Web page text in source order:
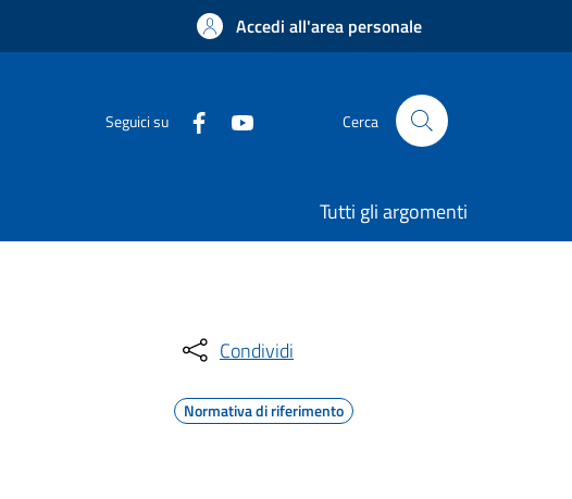
Accedi all'area personale
Seguici su Cerca
Tutti gli argomenti
Condividi
Normativa di riferimento